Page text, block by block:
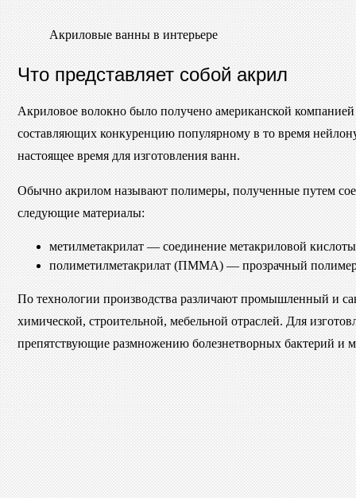
Акриловые ванны в интерьере
Что представляет собой акрил
Акриловое волокно было получено американской
составляющих конкуренцию популярному в то время
настоящее время для изготовления ванн.
Обычно акрилом называют полимеры, полученные путем
следующие материалы:
метилметакрилат — соединение метакриловой
полиметилметакрилат (ПММА) — прозрачный полимер
По технологии производства различают промышленный и
химической, строительной, мебельной отраслей. Для
препятствующие размножению болезнетворных бактерий и